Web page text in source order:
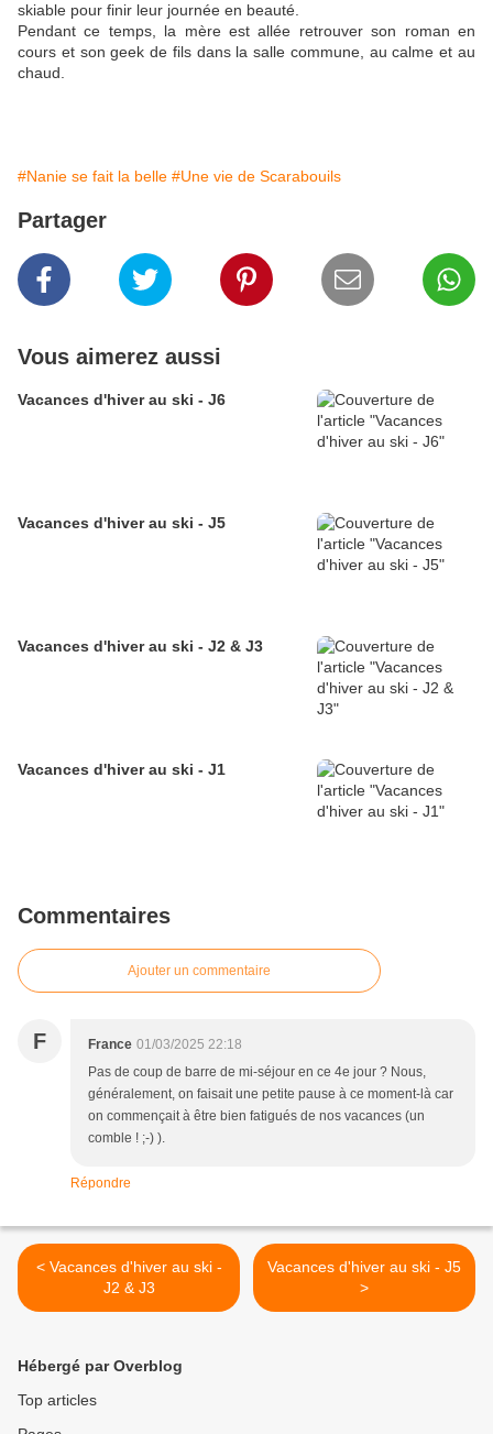
skiable pour finir leur journée en beauté.
Pendant ce temps, la mère est allée retrouver son roman en
cours et son geek de fils dans la salle commune, au calme et au
chaud.
#Nanie se fait la belle #Une vie de Scarabouils
Partager
Vous aimerez aussi
Vacances d'hiver au ski - J6
Vacances d'hiver au ski - J5
Vacances d'hiver au ski - J2 & J3
Vacances d'hiver au ski - J1
Commentaires
Ajouter un commentaire
F France 01/03/2025 22:18
Pas de coup de barre de mi-séjour en ce 4e jour ? Nous,
généralement, on faisait une petite pause à ce moment-là car
on commençait à être bien fatigués de nos vacances (un
comble ! ;-) ).
Répondre
< Vacances d'hiver au ski -
J2 & J3
Vacances d'hiver au ski - J5
>
Hébergé par Overblog
Top articles